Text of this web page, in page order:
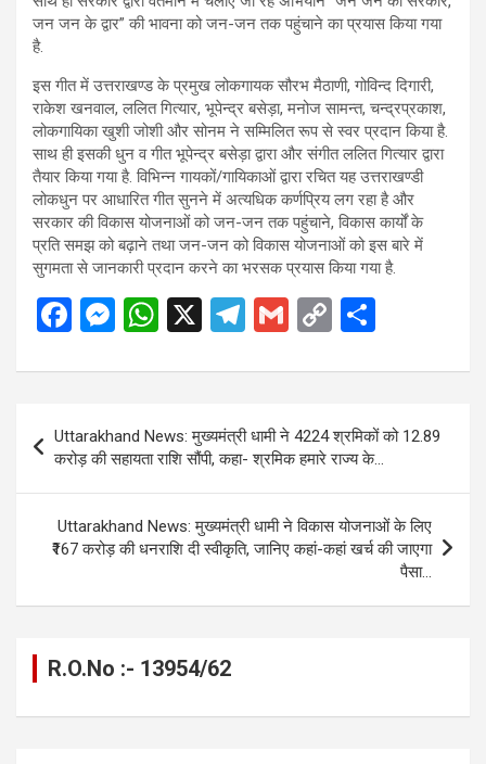
जन जन के द्वार” की भावना को जन-जन तक पहुंचाने का प्रयास किया गया
है.
इस गीत में उत्तराखण्ड के प्रमुख लोकगायक सौरभ मैठाणी, गोविन्द दिगारी,
राकेश खनवाल, ललित गित्यार, भूपेन्द्र बसेड़ा, मनोज सामन्त, चन्द्रप्रकाश,
लोकगायिका खुशी जोशी और सोनम ने सम्मिलित रूप से स्वर प्रदान किया है.
साथ ही इसकी धुन व गीत भूपेन्द्र बसेड़ा द्वारा और संगीत ललित गित्यार द्वारा
तैयार किया गया है. विभिन्न गायकों/गायिकाओं द्वारा रचित यह उत्तराखण्डी
लोकधुन पर आधारित गीत सुनने में अत्यधिक कर्णप्रिय लग रहा है और
सरकार की विकास योजनाओं को जन-जन तक पहुंचाने, विकास कार्यों के
प्रति समझ को बढ़ाने तथा जन-जन को विकास योजनाओं को इस बारे में
सुगमता से जानकारी प्रदान करने का भरसक प्रयास किया गया है.
F
ce
o
o
k
M
se
g
er
W
at
A
p
p
X
T
e
gr
a
m
G
ail
C
py
Li
n
k
ar
e
navigation
Uttarakhand News: मुख्यमंत्री धामी ने 4224 श्रमिकों को 12.89
करोड़ की सहायता राशि सौंपी, कहा- श्रमिक हमारे राज्य के…
Uttarakhand News: मुख्यमंत्री धामी ने विकास योजनाओं के लिए
₹167 करोड़ की धनराशि दी स्वीकृति, जानिए कहां-कहां खर्च की जाएगा
पैसा…
R.O.No :- 13954/62